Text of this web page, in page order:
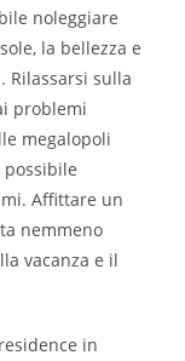
noleggiare
la bellezza e
Rilassarsi sulla
problemi
megalopoli
possibile
Affittare un
nemmeno
vacanza e il
in